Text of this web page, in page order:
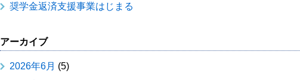
奨学金返済支援事業はじまる
アーカイブ
2026年6月 (5)